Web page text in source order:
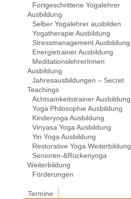
Fortgeschrittene Yogalehrer
Ausbildung
Selber Yogalehrer ausbilden
Yogatherapie Ausbildung
Stressmanagement Ausbildung
Energietrainer Ausbildung
MeditationslehrerInnen
Ausbildung
Jahresausbildungen – Secret
Teachings
Achtsamkeitstrainer Ausbildung
Yoga Philosophie Ausbildung
Kinderyoga Ausbildung
Vinyasa Yoga Ausbildung
Yin Yoga Ausbildung
Restorative Yoga Weiterbildung
Senioren-&Rückenyoga
Weiterbildung
Förderungen
Termine